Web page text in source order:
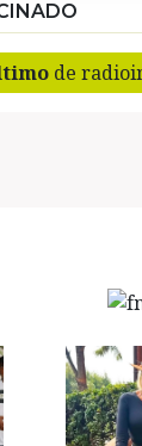
de